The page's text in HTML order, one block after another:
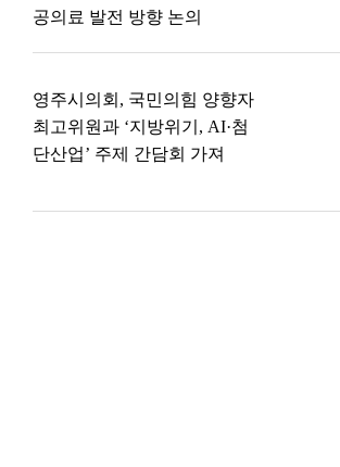
공의료 발전 방향 논의
영주시의회, 국민의힘 양향자
최고위원과 ‘지방위기, AI·첨
단산업’ 주제 간담회 가져